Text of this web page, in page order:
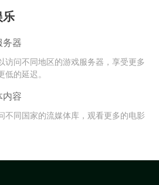
器
访问不同地区的游戏服务器，享受更多
的延迟。
容
不同国家的流媒体库，观看更多的电影